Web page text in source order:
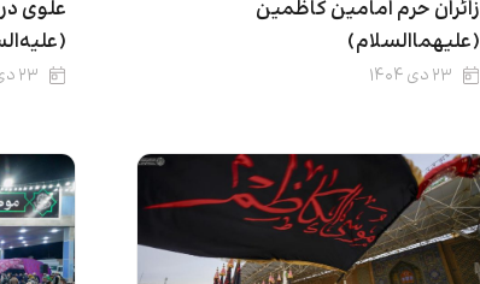
زائران حرم امامین کاظمین
(علیهماالسلام)
۲۳ دی ۱۴۰۴
علوی
۲۳ دی ۱۴۰۴